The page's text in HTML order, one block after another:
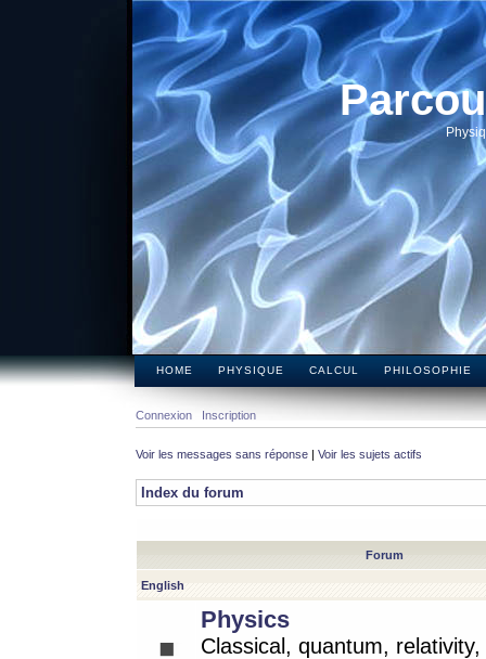
HOME PHYSIQUE CALCUL PHILOSOPHIE
Connexion Inscription
Voir les messages sans réponse | Voir les sujets actifs
Index du forum
Forum
English
Physics
Classical, quantum,